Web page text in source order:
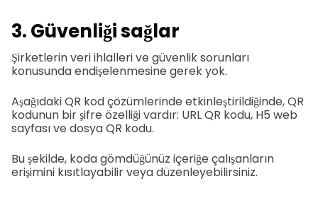
3. Güvenliği sağlar
Şirketlerin veri ihlalleri ve güvenlik sorunları
konusunda endişelenmesine gerek yok.
Aşağıdaki QR kod çözümlerinde etkinleştirildiğinde, QR
kodunun bir şifre özelliği vardır: URL QR kodu, H5 web
sayfası ve dosya QR kodu.
Bu şekilde, koda gömdüğünüz içeriğe çalışanların
erişimini kısıtlayabilir veya düzenleyebilirsiniz.